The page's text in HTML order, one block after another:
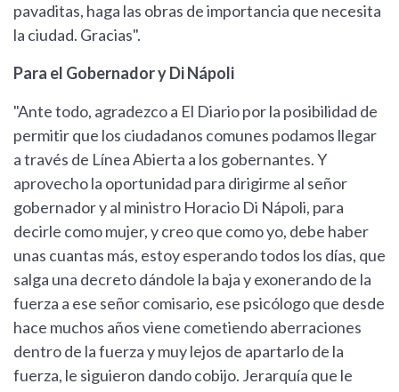
pavaditas, haga las obras de importancia que necesita
la ciudad. Gracias".
Para el Gobernador y Di Nápoli
"Ante todo, agradezco a El Diario por la posibilidad de
permitir que los ciudadanos comunes podamos llegar
a través de Línea Abierta a los gobernantes. Y
aprovecho la oportunidad para dirigirme al señor
gobernador y al ministro Horacio Di Nápoli, para
decirle como mujer, y creo que como yo, debe haber
unas cuantas más, estoy esperando todos los días, que
salga una decreto dándole la baja y exonerando de la
fuerza a ese señor comisario, ese psicólogo que desde
hace muchos años viene cometiendo aberraciones
dentro de la fuerza y muy lejos de apartarlo de la
fuerza, le siguieron dando cobijo. Jerarquía que le